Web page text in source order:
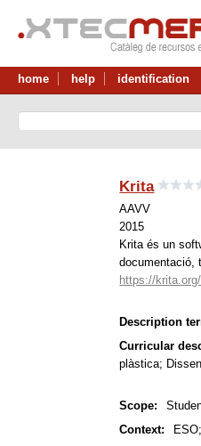
home help identification
Krita
AAVV
2015
Krita és un
documentació,
https://krita.org/
Description
Curricular
plàstica;
Scope:
Context: